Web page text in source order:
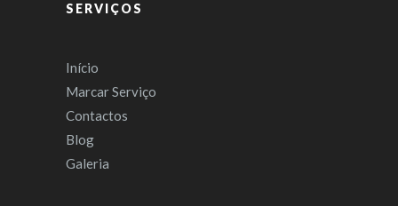
SERVIÇOS
Início
Marcar Serviço
Contactos
Blog
Galeria